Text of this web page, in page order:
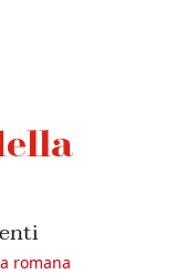
romana